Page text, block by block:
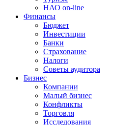
НАО on-line
Финансы
Бюджет
Инвестиции
Банки
Страхование
Налоги
Советы аудитора
Бизнес
Компании
Малый бизнес
Конфликты
Торговля
Исследования